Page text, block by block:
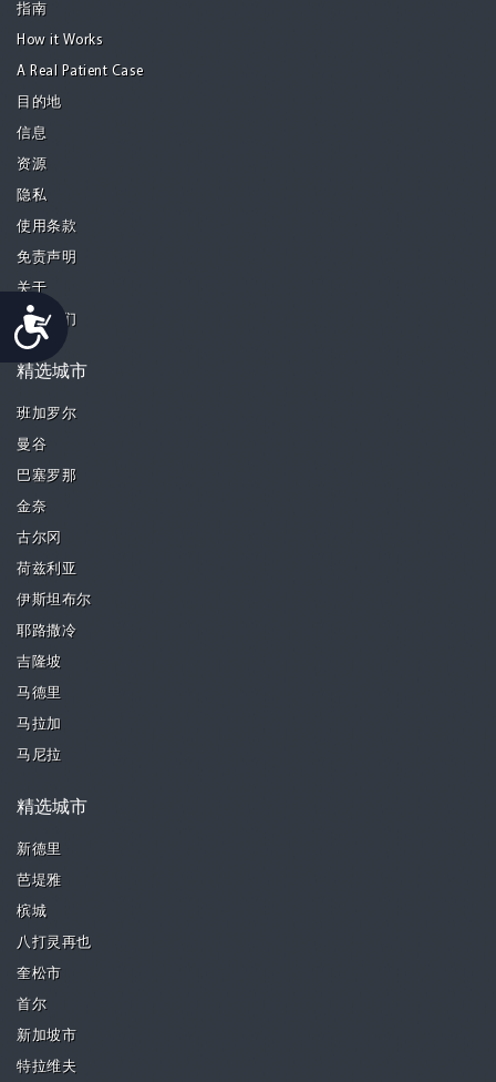
Accessibility
指南
How it Works
A Real Patient Case
目的地
信息
资源
隐私
使用条款
免责声明
关于
联系我们
精选城市
班加罗尔
曼谷
巴塞罗那
金奈
古尔冈
荷兹利亚
伊斯坦布尔
耶路撒冷
吉隆坡
马德里
马拉加
马尼拉
精选城市
新德里
芭堤雅
槟城
八打灵再也
奎松市
首尔
新加坡市
特拉维夫